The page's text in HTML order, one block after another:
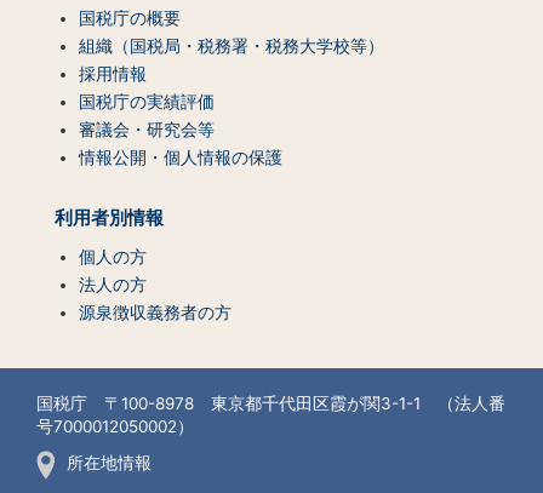
国税庁の概要
組織（国税局・税務署・税務大学校等）
採用情報
国税庁の実績評価
審議会・研究会等
情報公開・個人情報の保護
利用者別情報
個人の方
法人の方
源泉徴収義務者の方
国税庁 〒100-8978 東京都千代田区霞が関3-1-1 （法人番
号7000012050002）
所在地情報